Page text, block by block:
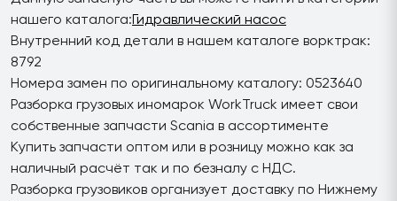
нашего каталога:Гидравлический насос
Внутренний код детали в нашем каталоге ворктрак:
8792
Номера замен по оригинальному каталогу: 0523640
Разборка грузовых иномарок WorkTruck имеет свои
собственные запчасти Scania в ассортименте
Купить запчасти оптом или в розницу можно как за
наличный расчёт так и по безналу с НДС.
Разборка грузовиков организует доставку по Нижнему